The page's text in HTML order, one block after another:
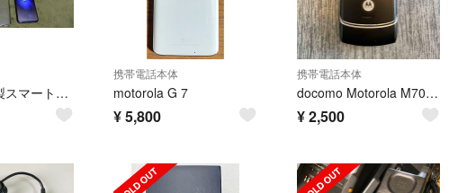
モトローラ製スマートフォン moto g9 Play
携帯電話本体
motorola G 7
¥5,800
携帯電話本体
docomo Motorola M702iS
¥2,500